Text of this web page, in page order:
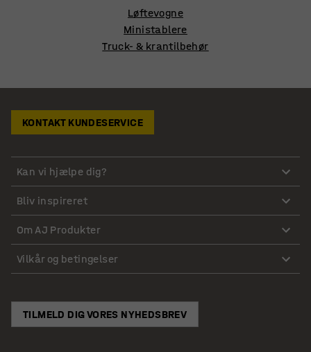
Løftevogne
Ministablere
Truck- & krantilbehør
KONTAKT KUNDESERVICE
Kan vi hjælpe dig?
Bliv inspireret
Om AJ Produkter
Vilkår og betingelser
TILMELD DIG VORES NYHEDSBREV